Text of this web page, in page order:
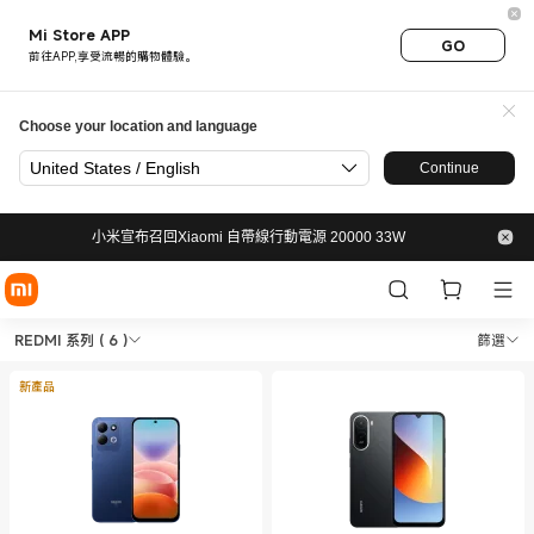
Mi Store APP
前往APP,享受流暢的購物體驗。
GO
Choose your location and language
United States / English Continue
小米宣布召回Xiaomi 自帶線行動電源 20000 33W
Shop 手機 REDMI 系列 in
REDMI 系列 ( 6 ) 篩選
Shop 手機 REDMI 系列 in Xiaomi 小米
新產品